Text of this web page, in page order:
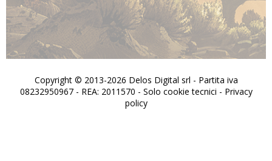
Copyright © 2013-2026 Delos Digital srl - Partita iva
08232950967 - REA: 2011570 - Solo cookie tecnici - Privacy
policy